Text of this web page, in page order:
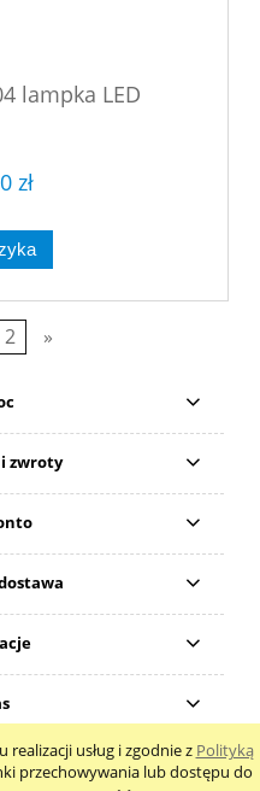
usług i zgodnie z Polityką
przechowywania lub dostępu do
lampka LED
zł
2 »
zwroty
strony